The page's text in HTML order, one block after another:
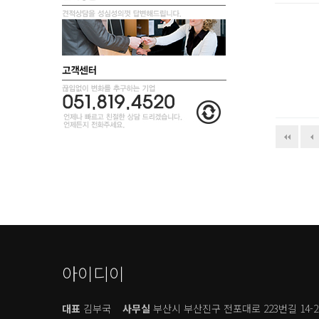
아이디이
대표 김부국 사무실 부산시 부산진구 전포대로 223번길 14-